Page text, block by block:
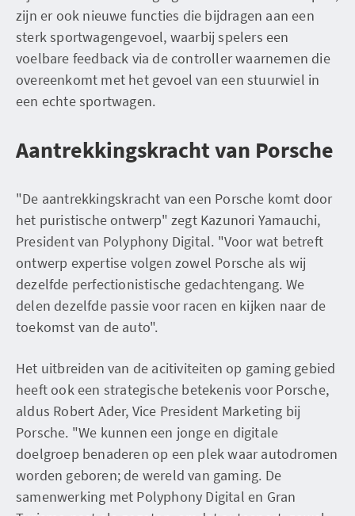
zijn er ook nieuwe functies die bijdragen aan een
sterk sportwagengevoel, waarbij spelers een
voelbare feedback via de controller waarnemen die
overeenkomt met het gevoel van een stuurwiel in
een echte sportwagen.
Aantrekkingskracht van Porsche
"De aantrekkingskracht van een Porsche komt door
het puristische ontwerp" zegt Kazunori Yamauchi,
President van Polyphony Digital. "Voor wat betreft
ontwerp expertise volgen zowel Porsche als wij
dezelfde perfectionistische gedachtengang. We
delen dezelfde passie voor racen en kijken naar de
toekomst van de auto".
Het uitbreiden van de acitiviteiten op gaming gebied
heeft ook een strategische betekenis voor Porsche,
aldus Robert Ader, Vice President Marketing bij
Porsche. "We kunnen een jonge en digitale
doelgroep benaderen op een plek waar autodromen
worden geboren; de wereld van gaming. De
samenwerking met Polyphony Digital en Gran